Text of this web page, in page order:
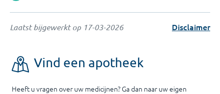
Laatst bijgewerkt op 17-03-2026 Disclaimer
Vind een apotheek
Heeft u vragen over uw medicijnen? Ga dan naar uw eigen